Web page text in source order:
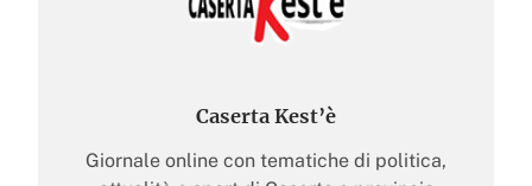
Caserta Kest’è
Giornale online con tematiche di politica,